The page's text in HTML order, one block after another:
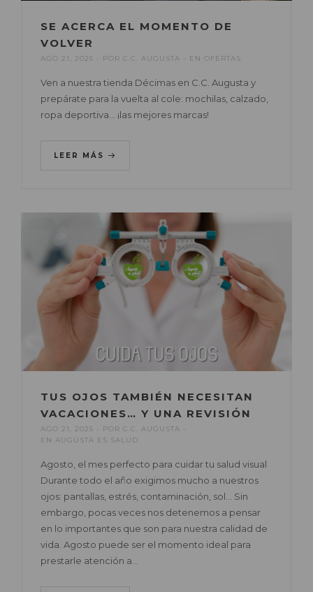
SE ACERCA EL MOMENTO DE
VOLVER
AGO 21, 2025 POR C.C. AUGUSTA EN OFERTAS
Ven a nuestra tienda Décimas en C.C. Augusta y
prepárate para la vuelta al cole: mochilas, calzado,
ropa deportiva… ¡las mejores marcas!
LEER MÁS
TUS OJOS TAMBIÉN NECESITAN
VACACIONES… Y UNA REVISIÓN
AGO 21, 2025 POR C.C. AUGUSTA
EN AUGUSTA ES SALUD
Agosto, el mes perfecto para cuidar tu salud visual
Durante todo el año exigimos mucho a nuestros
ojos: pantallas, estrés, contaminación, sol… Sin
embargo, pocas veces nos detenemos a pensar
en lo importantes que son para nuestra calidad de
vida. Agosto puede ser el momento ideal para
prestarle atención a…